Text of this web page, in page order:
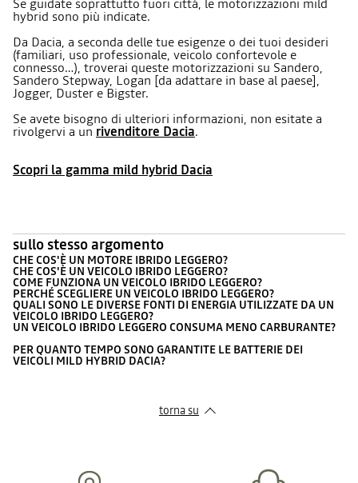
hybrid sono più indicate.
Da Dacia, a seconda delle tue esigenze o dei tuoi desideri
(familiari, uso professionale, veicolo confortevole e
connesso…), troverai queste motorizzazioni su Sandero,
Sandero Stepway, Logan [da adattare in base al paese],
Jogger, Duster e Bigster.
Se avete bisogno di ulteriori informazioni, non esitate a
rivolgervi a un rivenditore Dacia.
Scopri la gamma mild hybrid Dacia
sullo stesso argomento
CHE COS'È UN MOTORE IBRIDO LEGGERO?
CHE COS'È UN VEICOLO IBRIDO LEGGERO?
COME FUNZIONA UN VEICOLO IBRIDO LEGGERO?
PERCHÉ SCEGLIERE UN VEICOLO IBRIDO LEGGERO?
QUALI SONO LE DIVERSE FONTI DI ENERGIA UTILIZZATE DA UN
VEICOLO IBRIDO LEGGERO?
UN VEICOLO IBRIDO LEGGERO CONSUMA MENO CARBURANTE?
PER QUANTO TEMPO SONO GARANTITE LE BATTERIE DEI
VEICOLI MILD HYBRID DACIA?
torna su